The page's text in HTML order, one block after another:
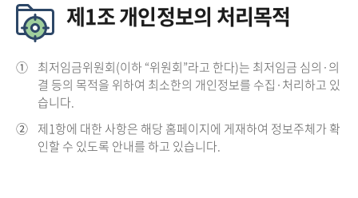
제1조 개인정보의 처리목적
① 최저임금위원회(이하 “위원회”라고 한다)는 최저임금 심의·의
결 등의 목적을 위하여 최소한의 개인정보를 수집·처리하고 있
습니다.
② 제1항에 대한 사항은 해당 홈페이지에 게재하여 정보주체가 확
인할 수 있도록 안내를 하고 있습니다.